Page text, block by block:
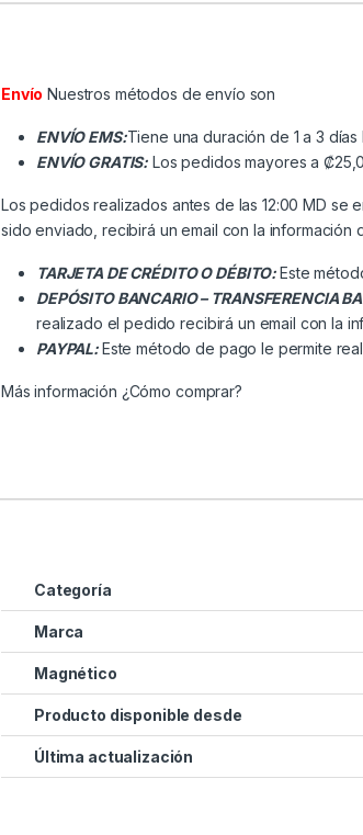
Envío Nuestros métodos de envío son
ENVÍO EMS:Tiene una duración de 1 a 3
ENVÍO GRATIS: Los pedidos mayores a
Los pedidos realizados antes de las 12:00 MD se
sido enviado, recibirá un email con la información
TARJETA DE CRÉDITO O DÉBITO:Este
DEPÓSITO BANCARIO – TRANSFERENCIA
realizado el pedido recibirá un email con la
PAYPAL:Este método de pago le permite
Más información ¿Cómo comprar?
Categoría
Marca
Magnético
Producto disponible desde
Última actualización